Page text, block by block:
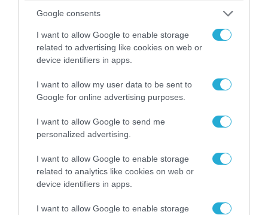
Google consents
I want to allow Google to enable storage
related to advertising like cookies on web or
device identifiers in apps.
I want to allow my user data to be sent to
Google for online advertising purposes.
I want to allow Google to send me
personalized advertising.
I want to allow Google to enable storage
related to analytics like cookies on web or
device identifiers in apps.
I want to allow Google to enable storage
05.08.2026 | 22:02
Αδειάζουν το Κραματόρσκ οι Ουκρανοί:
Έκτακτη εκκένωση στην πόλη μετά την
αιφνιδιαστική προώθηση των Ρώσων (βίντεο)